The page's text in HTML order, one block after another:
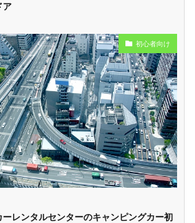
ア
初心者向け
レンタルセンターのキャンピングカー初